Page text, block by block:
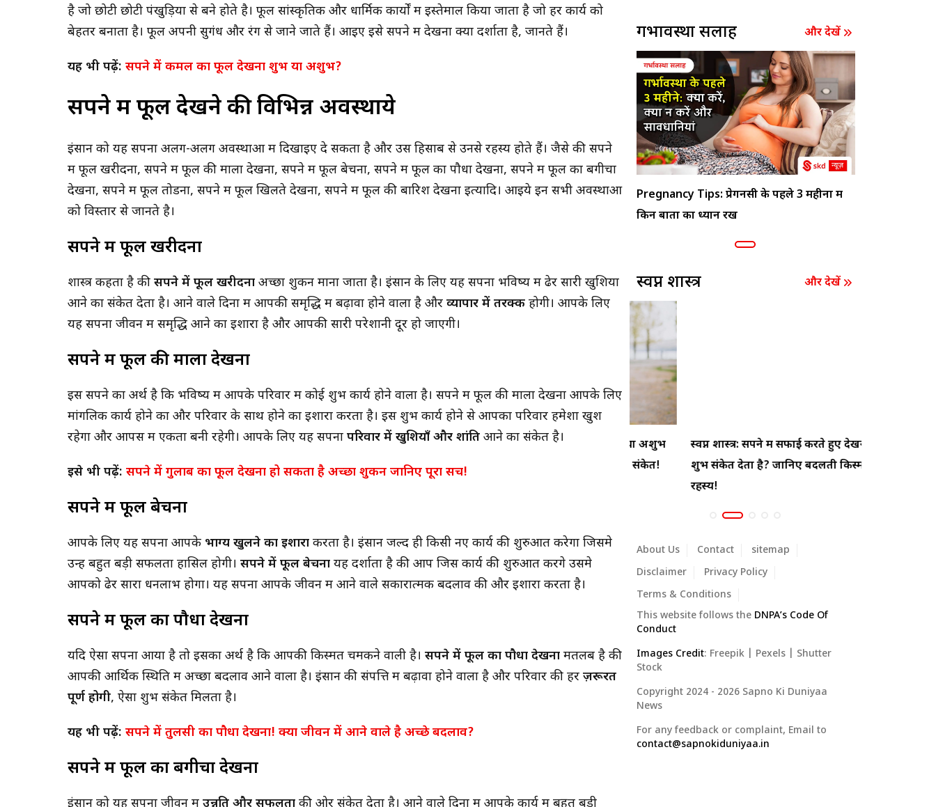
है जो छोटी छोटी पंखुड़ियों से बने होते है। फूल सांस्कृतिक और धार्मिक कार्यों में इस्तेमाल किया जाता है जो हर कार्य को
बेहतर बनाता है। फूल अपनी सुगंध और रंग से जाने जाते हैं। आइए इसे सपने में देखना क्या दर्शाता है, जानते हैं।
यह भी पढ़ें: सपने में कमल का फूल देखना शुभ या अशुभ?
सपने में फूल देखने की विभिन्न अवस्थाये
इंसान को यह सपना अलग-अलग अवस्थाओं में दिखाइए दे सकता है और उस हिसाब से उनसे रहस्य होते हैं। जैसे की सपने
में फूल खरीदना, सपने में फूल की माला देखना, सपने में फूल बेचना, सपने में फूल का पौधा देखना, सपने में फूल का बगीचा
देखना, सपने में फूल तोडना, सपने में फूल खिलते देखना, सपने में फूल की बारिश देखना इत्यादि। आइये इन सभी अवस्थाओं
को विस्तार से जानते है।
सपने में फूल खरीदना
शास्त्र कहता है की सपने में फूल खरीदना अच्छा शुकन माना जाता है। इंसान के लिए यह सपना भविष्य में ढेर सारी खुशिया
आने का संकेत देता है। आने वाले दिनों में आपकी समृद्धि में बढ़ावा होने वाला है और व्यापार में तरक्की होगी। आपके लिए
यह सपना जीवन में समृद्धि आने का इशारा है और आपकी सारी परेशानी दूर हो जाएगी।
सपने में फूल की माला देखना
इस सपने का अर्थ है कि भविष्य में आपके परिवार में कोई शुभ कार्य होने वाला है। सपने में फूल की माला देखना आपके लिए
मांगलिक कार्य होने का और परिवार के साथ होने का इशारा करता है। इस शुभ कार्य होने से आपका परिवार हमेशा खुश
रहेगा और आपस में एकता बनी रहेगी। आपके लिए यह सपना परिवार में खुशियाँ और शांति आने का संकेत है।
इसे भी पढ़ें: सपने में गुलाब का फूल देखना हो सकता है अच्छा शुकन जानिए पूरा सच!
सपने में फूल बेचना
आपके लिए यह सपना आपके भाग्य खुलने का इशारा करता है। इंसान जल्द ही किसी नए कार्य की शुरुआत करेगा जिसमे
उन्हें बहुत बड़ी सफलता हासिल होगी। सपने में फूल बेचना यह दर्शाता है की आप जिस कार्य की शुरुआत करेंगे उसमे
आपको ढेर सारा धनलाभ होगा। यह सपना आपके जीवन में आने वाले सकारात्मक बदलाव की और इशारा करता है।
सपने में फूल का पौधा देखना
यदि ऐसा सपना आया है तो इसका अर्थ है कि आपकी किस्मत चमकने वाली है। सपने में फूल का पौधा देखना मतलब है की
आपकी आर्थिक स्थिति में अच्छा बदलाव आने वाला है। इंसान की संपत्ति में बढ़ावा होने वाला है और परिवार की हर ज़रूरत
पूर्ण होगी, ऐसा शुभ संकेत मिलता है।
यह भी पढ़ें: सपने में तुलसी का पौधा देखना! क्या जीवन में आने वाले है अच्छे बदलाव?
सपने में फूल का बगीचा देखना
गर्भावस्था सलाह और देखें
Pregnancy Tips: प्रेगनेंसी के पहले 3 महीनों में
किन बातों का ध्यान रखें
स्वप्न शास्त्र और देखें
सपने में पीरियड देखना क्या होता है? जानिए इसके
पीछे छुपे संकेत और चौंकाने वाले अर्थ!
सपने में पति को देखना क्या देता है शुभ या अशुभ
संकेत? जानिए पूरा रहस्य और भविष्य के संकेत!
स्वप्न शास्त्र: सपने में सफाई करते हुए देखना क्या
शुभ संकेत देता है? जानिए बदलती किस्मत का
About Us Contact
sitemap
Disclaimer
Privacy Policy
Terms & Conditions
This website follows the DNPA’s Code Of
Conduct
Images Credit: Freepik Pexels| Shutter
Stock
Copyright 2024 - 2026 Sapno Ki Duniyaa
News
For any feedback or complaint, Email to
contact@sapnokiduniyaa.in